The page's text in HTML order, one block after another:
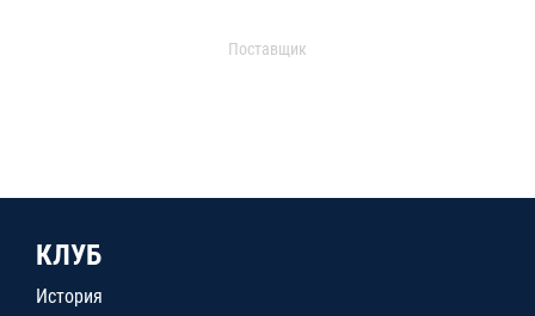
Поставщик
КЛУБ
История